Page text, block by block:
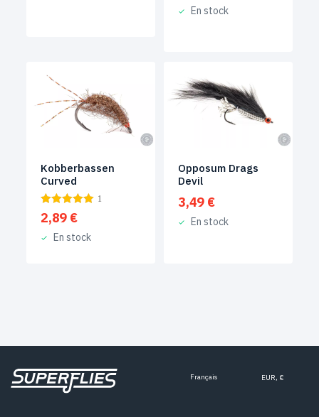
prix
initial
En stock
Kobberbassen
Curved
1
2,89 €
En stock
Opposum Drags
Devil
3,49 €
En stock
Français EUR, €